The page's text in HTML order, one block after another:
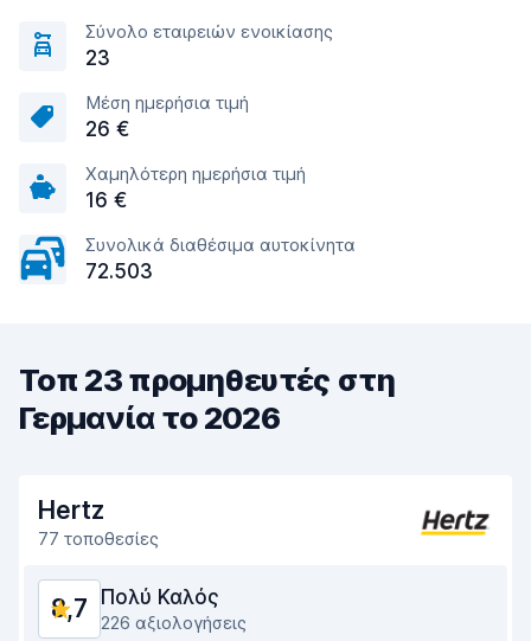
Σύνολο εταιρειών ενοικίασης
23
Μέση ημερήσια τιμή
26 €
Χαμηλότερη ημερήσια τιμή
16 €
Συνολικά διαθέσιμα αυτοκίνητα
72.503
Τοπ 23 προμηθευτές στη
Γερμανία το 2026
Hertz
77 τοποθεσίες
8,7 Πολύ Καλός
226 αξιολογήσεις